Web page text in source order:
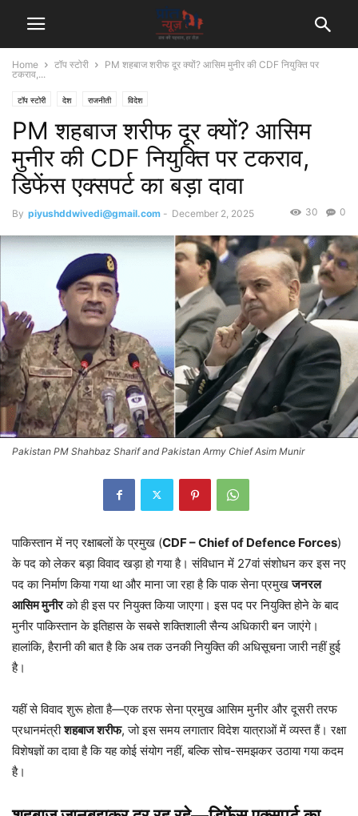
Home टॉप स्टोरी
PM शहबाज शरीफ दूर क्यों? आसिम मुनीर की CDF नियुक्ति पर
टकराव,...
टॉप स्टोरी देश राजनीती विदेश
PM शहबाज शरीफ दूर क्यों? आसिम
मुनीर की CDF नियुक्ति पर टकराव,
डिफेंस एक्सपर्ट का बड़ा दावा
By piyushddwivedi@gmail.com - December 2, 2025 0
30
Pakistan PM Shahbaz Sharif and Pakistan Army Chief Asim Munir
पाकिस्तान में नए रक्षाबलों के प्रमुख (CDF – Chief of Defence Forces)
के पद को लेकर बड़ा विवाद खड़ा हो गया है। संविधान में 27वां संशोधन कर इस नए
पद का निर्माण किया गया था और माना जा रहा है कि पाक सेना प्रमुखजनरल
आसिम मुनीरको ही इस पर नियुक्त किया जाएगा। इस पद पर नियुक्ति होने के बाद
मुनीर पाकिस्तान के इतिहास के सबसे शक्तिशाली सैन्य अधिकारी बन जाएंगे।
हालांकि, हैरानी की बात है कि अब तक उनकी नियुक्ति की अधिसूचना जारी नहीं हुई
है।
यहीं से विवाद शुरू होता है—एक तरफ सेना प्रमुख आसिम मुनीर और दूसरी तरफ
प्रधानमंत्रीशहबाज शरीफ, जो इस समय लगातार विदेश यात्राओं में व्यस्त हैं। रक्षा
विशेषज्ञों का दावा है कि यह कोई संयोग नहीं, बल्कि सोच-समझकर उठाया गया कदम
है।